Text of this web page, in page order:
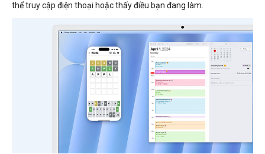
thể truy cập điện thoại hoặc thấy điều bạn đang làm.